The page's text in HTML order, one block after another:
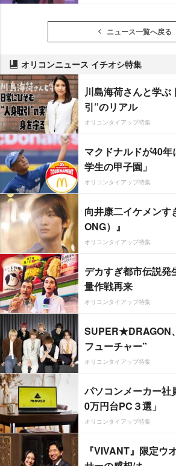
ニュース一覧へ戻る
オリコンニュース イチオシ特集
川島海荷さんと学ぶ
引”のリアル
オリコンタイアップ特集
マクドナルドが40
学生の甲子園」
オリコンタイアップ特集
向井康二イケメンす
ONG）』
オリコンタイアップ特集
デカすぎ都市伝説
量作戦再来
オリコンタイアップ特集
SUPER★DRAGON
フューチャー”
オリコンタイアップ特集
パソコンメーカー社
0万円台PC３選」
オリコンタイアップ特集
『VIVANT』限定ウ